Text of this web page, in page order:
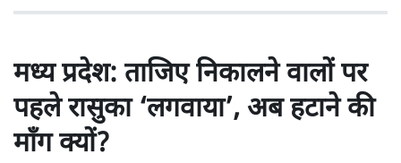
मध्य प्रदेश: ताजिए निकालने वालों पर
पहले रासुका ‘लगवाया’, अब हटाने की
माँग क्यों?